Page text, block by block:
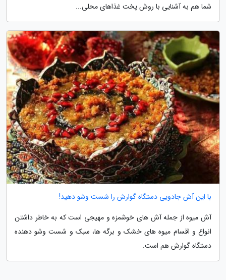
شما هم به آشنایی با روش پخت غذاهای محلی...
با این آش جادویی دستگاه گوارش را شست وشو دهید!
آش میوه از جمله آش های خوشمزه و مهیجی است که به خاطر داشتن
انواع و اقسام میوه های خشک و برگه ها، سبک و شست وشو دهنده
دستگاه گوارش هم است.